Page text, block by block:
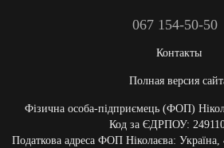
067 154-50-50
Контакты
Полная версия
Фізична особа-підприємець (ФОП)
Код за ЄДРПОУ:
Податкова адреса ФОП Ніколаєва: Україна,